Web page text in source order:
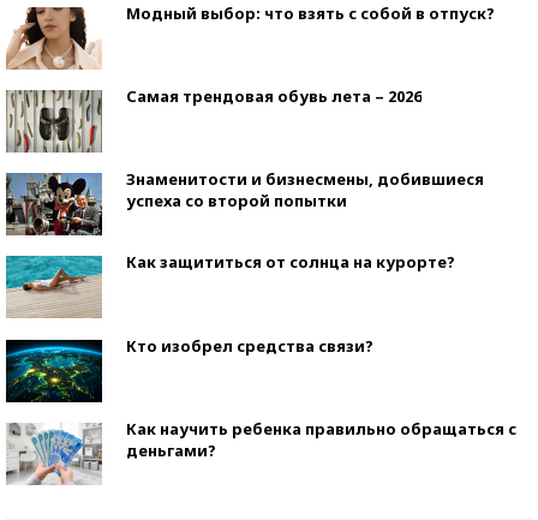
Модный выбор: что взять с собой в отпуск?
Самая трендовая обувь лета – 2026
Знаменитости и бизнесмены, добившиеся
успеха со второй попытки
Как защититься от солнца на курорте?
Кто изобрел средства связи?
Как научить ребенка правильно обращаться с
деньгами?